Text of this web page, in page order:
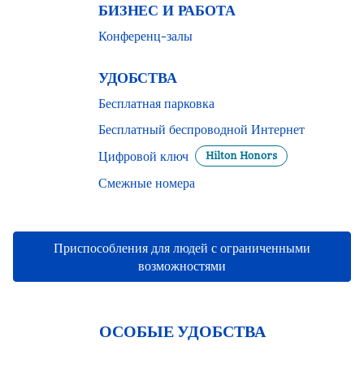
БИЗНЕС И РАБОТА
Конференц-залы
УДОБСТВА
Бесплатная парковка
Бесплатный беспроводной Интернет
Цифровой ключ
Hilton Honors
Смежные номера
Приспособления для людей с ограниченными
возможностями
ОСОБЫЕ УДОБСТВА
ФИТНЕС-ЦЕНТР